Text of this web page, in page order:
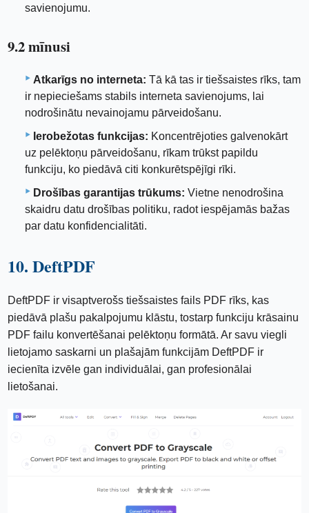
savienojumu.
9.2 mīnusi
Atkarīgs no interneta: Tā kā tas ir tiešsaistes rīks, tam
ir nepieciešams stabils interneta savienojums, lai
nodrošinātu nevainojamu pārveidošanu.
Ierobežotas funkcijas: Koncentrējoties galvenokārt
uz pelēktoņu pārveidošanu, rīkam trūkst papildu
funkciju, ko piedāvā citi konkurētspējīgi rīki.
Drošības garantijas trūkums: Vietne nenodrošina
skaidru datu drošības politiku, radot iespējamās bažas
par datu konfidencialitāti.
10. DeftPDF
DeftPDF ir visaptverošs tiešsaistes fails PDF rīks, kas
piedāvā plašu pakalpojumu klāstu, tostarp funkciju krāsainu
PDF failu konvertēšanai pelēktoņu formātā. Ar savu viegli
lietojamo saskarni un plašajām funkcijām DeftPDF ir
iecienīta izvēle gan individuālai, gan profesionālai
lietošanai.